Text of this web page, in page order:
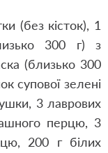
(без кісток), 1
300 г) з
(близько 300
супової зелені
3 лаврових
перцю, 3
200 г білих